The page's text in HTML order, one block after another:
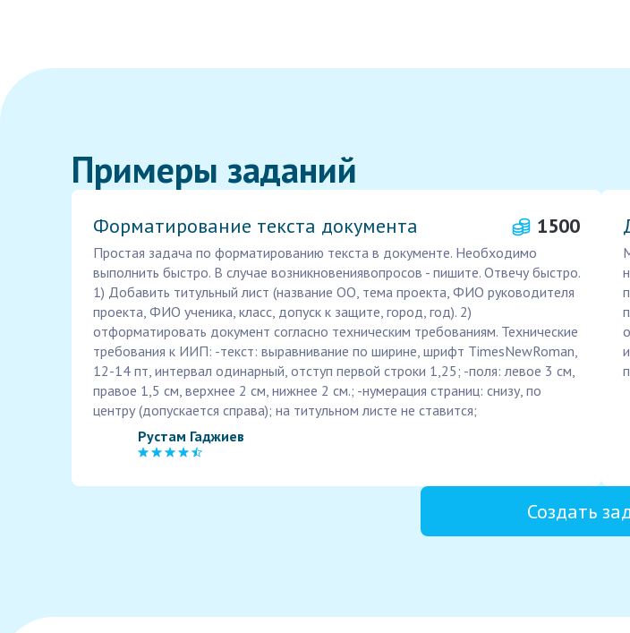
Примеры заданий
Форматирование текста документа 1500
Простая задача по форматированию текста в документе. Необходимо
выполнить быстро. В случае возникновениявопросов - пишите. Отвечу быстро.
1) Добавить титульный лист (название ОО, тема проекта, ФИО руководителя
проекта, ФИО ученика, класс, допуск к защите, город, год). 2)
отформатировать документ согласно техническим требованиям. Технические
требования к ИИП: -текст: выравнивание по ширине, шрифт TimesNewRoman,
12-14 пт, интервал одинарный, отступ первой строки 1,25; -поля: левое 3 см,
правое 1,5 см, верхнее 2 см, нижнее 2 см.; -нумерация страниц: снизу, по
центру (допускается справа); на титульном листе не ставится;
Рустам Гаджиев
Создать